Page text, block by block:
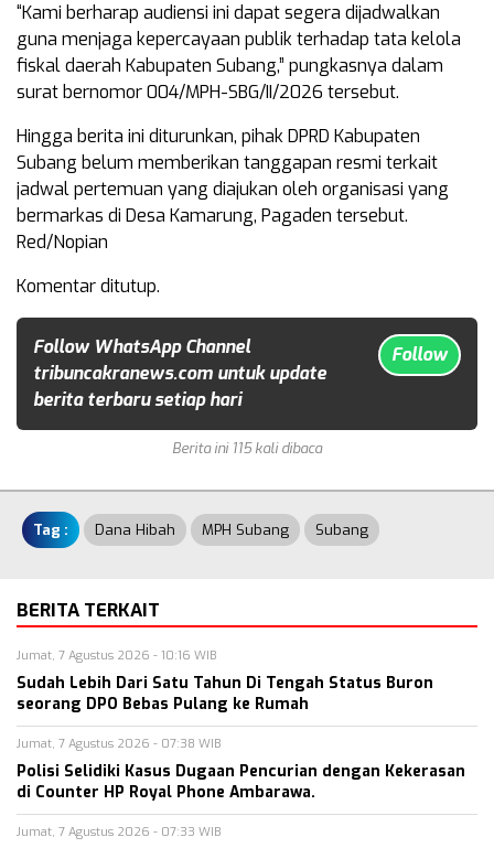
“Kami berharap audiensi ini dapat segera dijadwalkan
guna menjaga kepercayaan publik terhadap tata kelola
fiskal daerah Kabupaten Subang,” pungkasnya dalam
surat bernomor 004/MPH-SBG/II/2026 tersebut.
Hingga berita ini diturunkan, pihak DPRD Kabupaten
Subang belum memberikan tanggapan resmi terkait
jadwal pertemuan yang diajukan oleh organisasi yang
bermarkas di Desa Kamarung, Pagaden tersebut.
Red/Nopian
Komentar ditutup.
Follow WhatsApp Channel
tribuncakranews.com untuk update
berita terbaru setiap hari
Follow
Berita ini 115 kali dibaca
Tag : Dana Hibah MPH Subang Subang
BERITA TERKAIT
Jumat, 7 Agustus 2026 - 10:16 WIB
Sudah Lebih Dari Satu Tahun Di Tengah Status Buron
seorang DPO Bebas Pulang ke Rumah
Jumat, 7 Agustus 2026 - 07:38 WIB
Polisi Selidiki Kasus Dugaan Pencurian dengan Kekerasan
di Counter HP Royal Phone Ambarawa.
Jumat, 7 Agustus 2026 - 07:33 WIB